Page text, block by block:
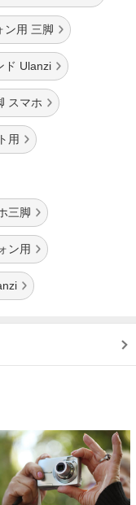
ン用 三脚
ド Ulanzi
スマホ
用
三脚
ン用